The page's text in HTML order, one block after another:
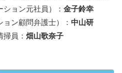
ョン元社員）： 金子鈴幸
ン顧問弁護士）： 中山研
員： 畑山歌奈子